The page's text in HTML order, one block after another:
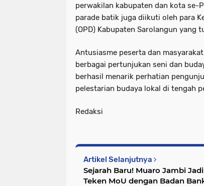
perwakilan kabupaten dan kota se-
parade batik juga diikuti oleh para
(OPD) Kabupaten Sarolangun yang
Antusiasme peserta dan
berbagai pertunjukan seni dan
berhasil menarik perhatian
pelestarian budaya lokal di tengah
Redaksi
Artikel Selanjutnya
Sejarah Baru! Muaro Jambi
Teken MoU dengan Badan